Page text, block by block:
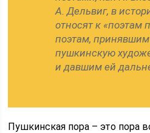
А. Дельвиг, в
относят к «поэтам
поэтам,
пушкинскую
и давшим ей
Пушкинская пора – это пора